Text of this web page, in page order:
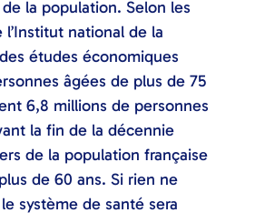
la population. Selon les
national de la
études économiques
âgées de plus de 75
6,8 millions de personnes
la fin de la décennie
de la population française
de 60 ans. Si rien ne
système de santé sera